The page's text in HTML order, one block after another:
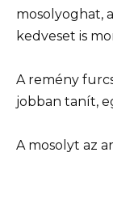
mosolyoghat,
kedveset is
A remény
jobban tanít,
A mosolyt az